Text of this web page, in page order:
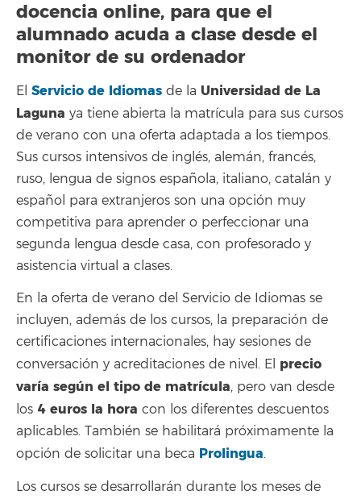
docencia online, para que el
alumnado acuda a clase desde el
monitor de su ordenador
El Servicio de Idiomas de la Universidad de La
Laguna ya tiene abierta la matrícula para sus cursos
de verano con una oferta adaptada a los tiempos.
Sus cursos intensivos de inglés, alemán, francés,
ruso, lengua de signos española, italiano, catalán y
español para extranjeros son una opción muy
competitiva para aprender o perfeccionar una
segunda lengua desde casa, con profesorado y
asistencia virtual a clases.
En la oferta de verano del Servicio de Idiomas se
incluyen, además de los cursos, la preparación de
certificaciones internacionales, hay sesiones de
conversación y acreditaciones de nivel. El precio
varía según el tipo de matrícula, pero van desde
los 4 euros la hora con los diferentes descuentos
aplicables. También se habilitará próximamente la
opción de solicitar una beca Prolingua.
Los cursos se desarrollarán durante los meses de